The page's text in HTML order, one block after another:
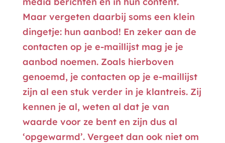
Maar vergeten daarbij soms een klein
dingetje: hun aanbod! En zeker aan de
contacten op je e-maillijst mag je je
aanbod noemen. Zoals hierboven
genoemd, je contacten op je e-maillijst
zijn al een stuk verder in je klantreis. Zij
kennen je al, weten al dat je van
waarde voor ze bent en zijn dus al
‘opgewarmd’. Vergeet dan ook niet om